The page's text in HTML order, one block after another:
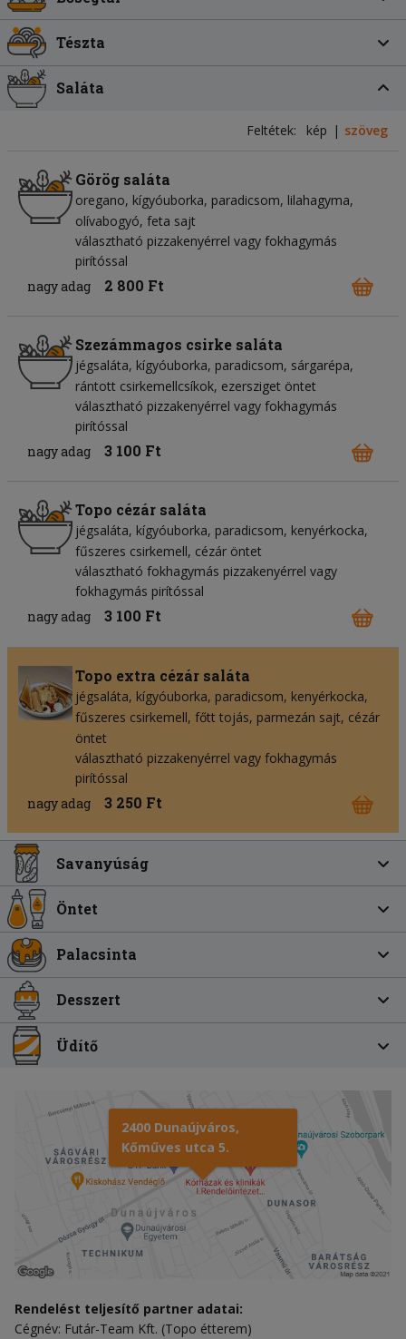
Tészta
Saláta
Feltétek: kép szöveg
Görög saláta
oregano kígyóuborka paradicsom lilahagyma
olívabogyó feta sajt
választható pizzakenyérrel vagy fokhagymás
pirítóssal
nagy adag
2 800 Ft
Szezámmagos csirke saláta
jégsaláta kígyóuborka paradicsom sárgarépa
rántott csirkemellcsíkok ezersziget öntet
választható pizzakenyérrel vagy fokhagymás
pirítóssal
nagy adag
3 100 Ft
Topo cézár saláta
jégsaláta kígyóuborka paradicsom kenyérkocka
fűszeres csirkemell cézár öntet
választható fokhagymás pizzakenyérrel vagy
fokhagymás pirítóssal
nagy adag
3 100 Ft
Topo extra cézár saláta
jégsaláta kígyóuborka paradicsom kenyérkocka
fűszeres csirkemell főtt tojás parmezán sajt cézár
öntet
választható pizzakenyérrel vagy fokhagymás
pirítóssal
nagy adag
3 250 Ft
Savanyúság
Öntet
Palacsinta
Desszert
Üdítő
2400 Dunaújváros,
Kőműves utca 5.
Rendelést teljesítő partner adatai:
Cégnév: Futár-Team Kft. (Topo étterem)